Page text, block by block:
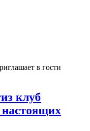
клуб
настоящих